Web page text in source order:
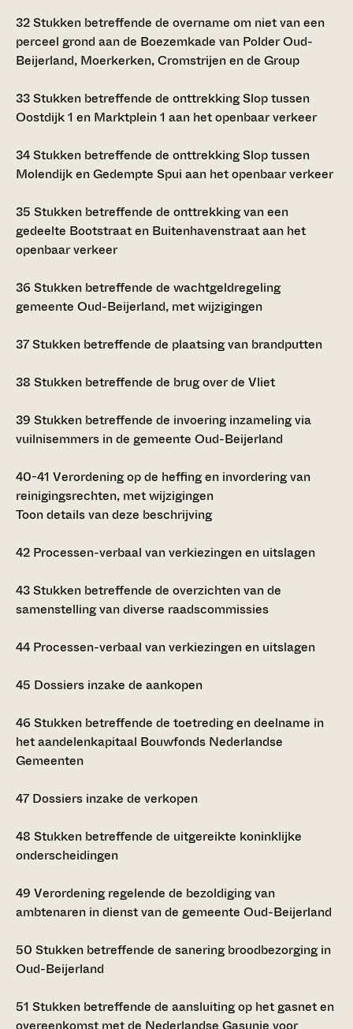
32Stukken betreffende de overname om niet van een
perceel grond aan de Boezemkade van Polder Oud-
Beijerland, Moerkerken, Cromstrijen en de Group
33Stukken betreffende de onttrekking Slop tussen
Oostdijk 1 en Marktplein 1 aan het openbaar verkeer
34Stukken betreffende de onttrekking Slop tussen
Molendijk en Gedempte Spui aan het openbaar verkeer
35 Stukken betreffende de onttrekking van een
gedeelte Bootstraat en Buitenhavenstraat aan het
openbaar verkeer
36 Stukken betreffende de wachtgeldregeling
gemeente Oud-Beijerland, met wijzigingen
37Stukken betreffende de plaatsing van brandputten
38 Stukken betreffende de brug over de Vliet
39 Stukken betreffende de invoering inzameling via
vuilnisemmers in de gemeente Oud-Beijerland
40-41 Verordening op de heffing en invordering van
reinigingsrechten, met wijzigingen
Toon details van deze beschrijving
42 Processen-verbaal van verkiezingen en uitslagen
43Stukken betreffende de overzichten van de
samenstelling van diverse raadscommissies
44 Processen-verbaal van verkiezingen en uitslagen
45 Dossiers inzake de aankopen
46 Stukken betreffende de toetreding en deelname in
het aandelenkapitaal Bouwfonds Nederlandse
Gemeenten
47 Dossiers inzake de verkopen
48 Stukken betreffende de uitgereikte koninklijke
onderscheidingen
49 Verordening regelende de bezoldiging van
ambtenaren in dienst van de gemeente Oud-Beijerland
50 Stukken betreffende de sanering broodbezorging in
Oud-Beijerland
51 Stukken betreffende de aansluiting op het gasnet en